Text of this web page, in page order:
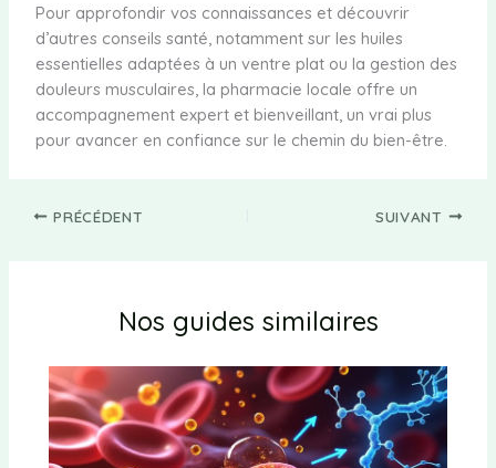
Pour approfondir vos connaissances et découvrir
d’autres conseils santé, notamment sur les huiles
essentielles adaptées à un ventre plat ou la gestion des
douleurs musculaires, la pharmacie locale offre un
accompagnement expert et bienveillant, un vrai plus
pour avancer en confiance sur le chemin du bien-être.
PRÉCÉDENT SUIVANT
Nos guides similaires